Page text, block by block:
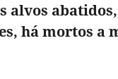
alvos
há mortos a